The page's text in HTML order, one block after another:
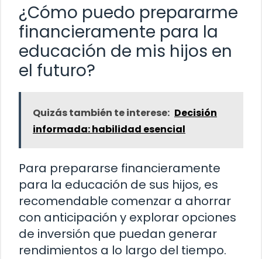
¿Cómo puedo prepararme
financieramente para la
educación de mis hijos en
el futuro?
Quizás también te interese: Decisión
informada: habilidad esencial
Para prepararse financieramente
para la educación de sus hijos, es
recomendable comenzar a ahorrar
con anticipación y explorar opciones
de inversión que puedan generar
rendimientos a lo largo del tiempo.